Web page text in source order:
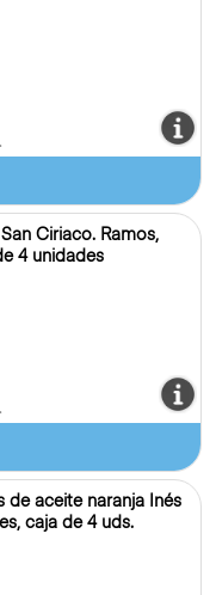
San Ciriaco. Ramos,
4 unidades
de aceite naranja Inés
caja de 4 uds.